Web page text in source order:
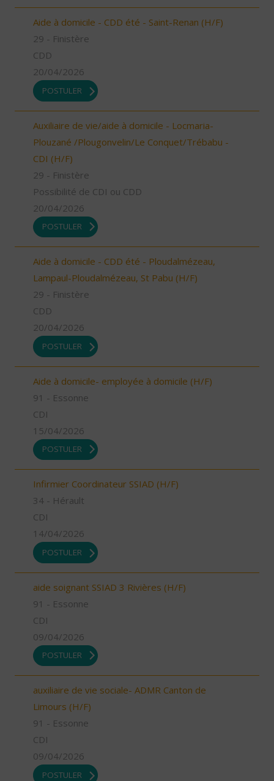
Aide à domicile - CDD été - Saint-Renan (H/F)
29 - Finistère
CDD
20/04/2026
POSTULER
Auxiliaire de vie/aide à domicile - Locmaria-
Plouzané /Plougonvelin/Le Conquet/Trébabu -
CDI (H/F)
29 - Finistère
Possibilité de CDI ou CDD
20/04/2026
POSTULER
Aide à domicile - CDD été - Ploudalmézeau,
Lampaul-Ploudalmézeau, St Pabu (H/F)
29 - Finistère
CDD
20/04/2026
POSTULER
Aide à domicile- employée à domicile (H/F)
91 - Essonne
CDI
15/04/2026
POSTULER
Infirmier Coordinateur SSIAD (H/F)
34 - Hérault
CDI
14/04/2026
POSTULER
aide soignant SSIAD 3 Rivières (H/F)
91 - Essonne
CDI
09/04/2026
POSTULER
auxiliaire de vie sociale- ADMR Canton de
Limours (H/F)
91 - Essonne
CDI
09/04/2026
POSTULER